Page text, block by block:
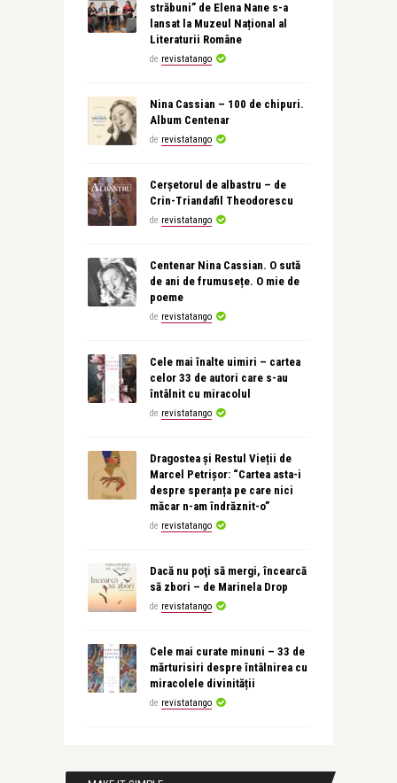
străbuni” de Elena Nane s-a
lansat la Muzeul Național al
Literaturii Române
de revistatango
Nina Cassian – 100 de chipuri.
Album Centenar
de revistatango
Cerșetorul de albastru – de
Crin-Triandafil Theodorescu
de revistatango
Centenar Nina Cassian. O sută
de ani de frumusețe. O mie de
poeme
de revistatango
Cele mai înalte uimiri – cartea
celor 33 de autori care s-au
întâlnit cu miracolul
de revistatango
Dragostea și Restul Vieții de
Marcel Petrișor: “Cartea asta-i
despre speranța pe care nici
măcar n-am îndrăznit-o”
de revistatango
Dacă nu poţi să mergi, încearcă
să zbori – de Marinela Drop
de revistatango
Cele mai curate minuni – 33 de
mărturisiri despre întâlnirea cu
miracolele divinității
de revistatango